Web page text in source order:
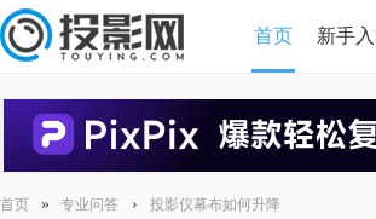
首页 新手
首页 » 专业问答 › 投影仪幕布如何升降